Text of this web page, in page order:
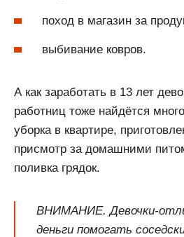
поход в магазин за
выбивание ковров.
А как заработать в 13 лет
работниц тоже найдётся
уборка в квартире,
присмотр за домашними
поливка грядок.
ВНИМАНИЕ. Девочки-
деньги помогать